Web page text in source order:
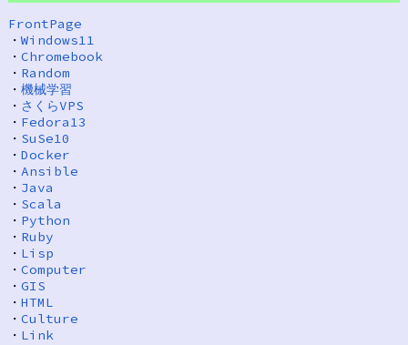
FrontPage
・Windows11
・ Chromebook
・ Random
・ 機械学習
・ さくらVPS
・ Fedora13
・ SuSe10
・ Docker
・ Ansible
・ Java
・ Scala
・ Python
・ Ruby
・ Lisp
・ Computer
・ GIS
・ HTML
・ Culture
・ Link